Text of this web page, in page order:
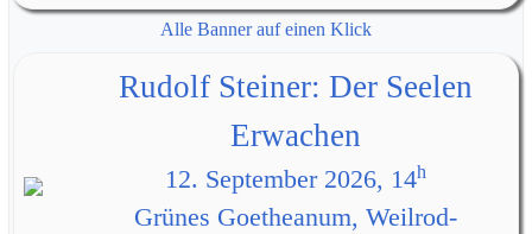
Alle Banner auf einen Klick
Rudolf Steiner: Der Seelen
Erwachen
12. September 2026, 14h
Grünes Goetheanum, Weilrod-